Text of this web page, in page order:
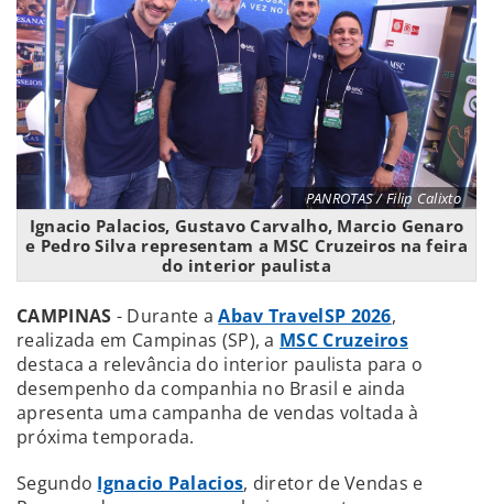
PANROTAS / Filip Calixto
Ignacio Palacios, Gustavo Carvalho, Marcio Genaro
e Pedro Silva representam a MSC Cruzeiros na feira
do interior paulista
CAMPINAS - Durante aAbav TravelSP 2026,
realizada em Campinas (SP), a MSC Cruzeiros
destaca a relevância do interior paulista para o
desempenho da companhia no Brasil e ainda
apresenta uma campanha de vendas voltada à
próxima temporada.
Segundo Ignacio Palacios, diretor de Vendas e